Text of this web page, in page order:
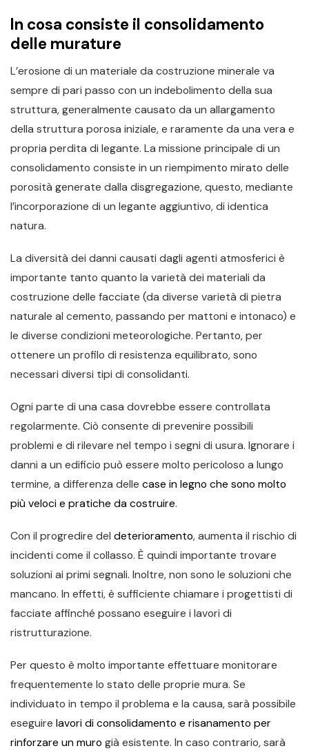
In cosa consiste il consolidamento
delle murature
L’erosione di un materiale da costruzione minerale va
sempre di pari passo con un indebolimento della sua
struttura, generalmente causato da un allargamento
della struttura porosa iniziale, e raramente da una vera e
propria perdita di legante. La missione principale di un
consolidamento consiste in un riempimento mirato delle
porosità generate dalla disgregazione, questo, mediante
l’incorporazione di un legante aggiuntivo, di identica
natura.
La diversità dei danni causati dagli agenti atmosferici è
importante tanto quanto la varietà dei materiali da
costruzione delle facciate (da diverse varietà di pietra
naturale al cemento, passando per mattoni e intonaco) e
le diverse condizioni meteorologiche. Pertanto, per
ottenere un profilo di resistenza equilibrato, sono
necessari diversi tipi di consolidanti.
Ogni parte di una casa dovrebbe essere controllata
regolarmente. Ciò consente di prevenire possibili
problemi e di rilevare nel tempo i segni di usura. Ignorare i
danni a un edificio può essere molto pericoloso a lungo
termine, a differenza delle case in legno che sono molto
più veloci e pratiche da costruire.
Con il progredire del deterioramento, aumenta il rischio di
incidenti come il collasso. È quindi importante trovare
soluzioni ai primi segnali. Inoltre, non sono le soluzioni che
mancano. In effetti, è sufficiente chiamare i progettisti di
facciate affinché possano eseguire i lavori di
ristrutturazione.
Per questo è molto importante effettuare monitorare
frequentemente lo stato delle proprie mura. Se
individuato in tempo il problema e la causa, sarà possibile
eseguire lavori di consolidamento e risanamento per
rinforzare un muro già esistente. In caso contrario, sarà